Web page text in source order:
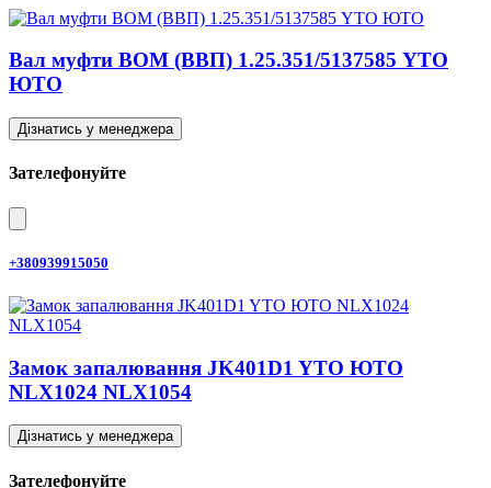
Вал муфти ВОМ (ВВП) 1.25.351/5137585 YTO
ЮТО
Дізнатись у менеджера
Зателефонуйте
+380939915050
Замок запалювання JK401D1 YTO ЮТО
NLX1024 NLX1054
Дізнатись у менеджера
Зателефонуйте